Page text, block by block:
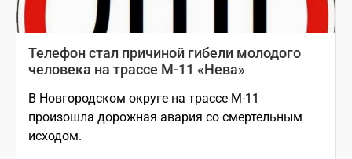
Телефон стал причиной гибели молодого
человека на трассе М-11 «Нева»
В Новгородском округе на трассе М-11
произошла дорожная авария со смертельным
исходом.